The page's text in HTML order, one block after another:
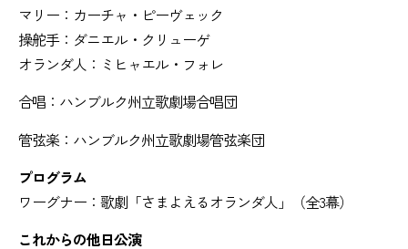
マリー：カーチャ・ピーヴェック
操舵手：ダニエル・クリューゲ
オランダ人：ミヒャエル・フォレ
合唱：ハンブルク州立歌劇場合唱団
管弦楽：ハンブルク州立歌劇場管弦楽団
プログラム
ワーグナー：歌劇「さまよえるオランダ人」（全3幕）
これからの他日公演